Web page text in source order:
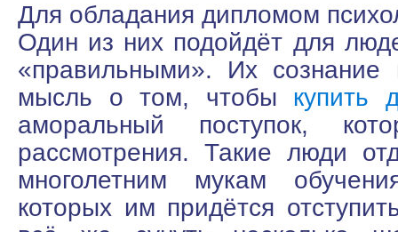
Для обладания дипломом
Один из них подойдёт для
«правильными». Их сознание
мысль о том, чтобы купить
аморальный поступок,
рассмотрения. Такие люди
многолетним мукам
которых им придётся